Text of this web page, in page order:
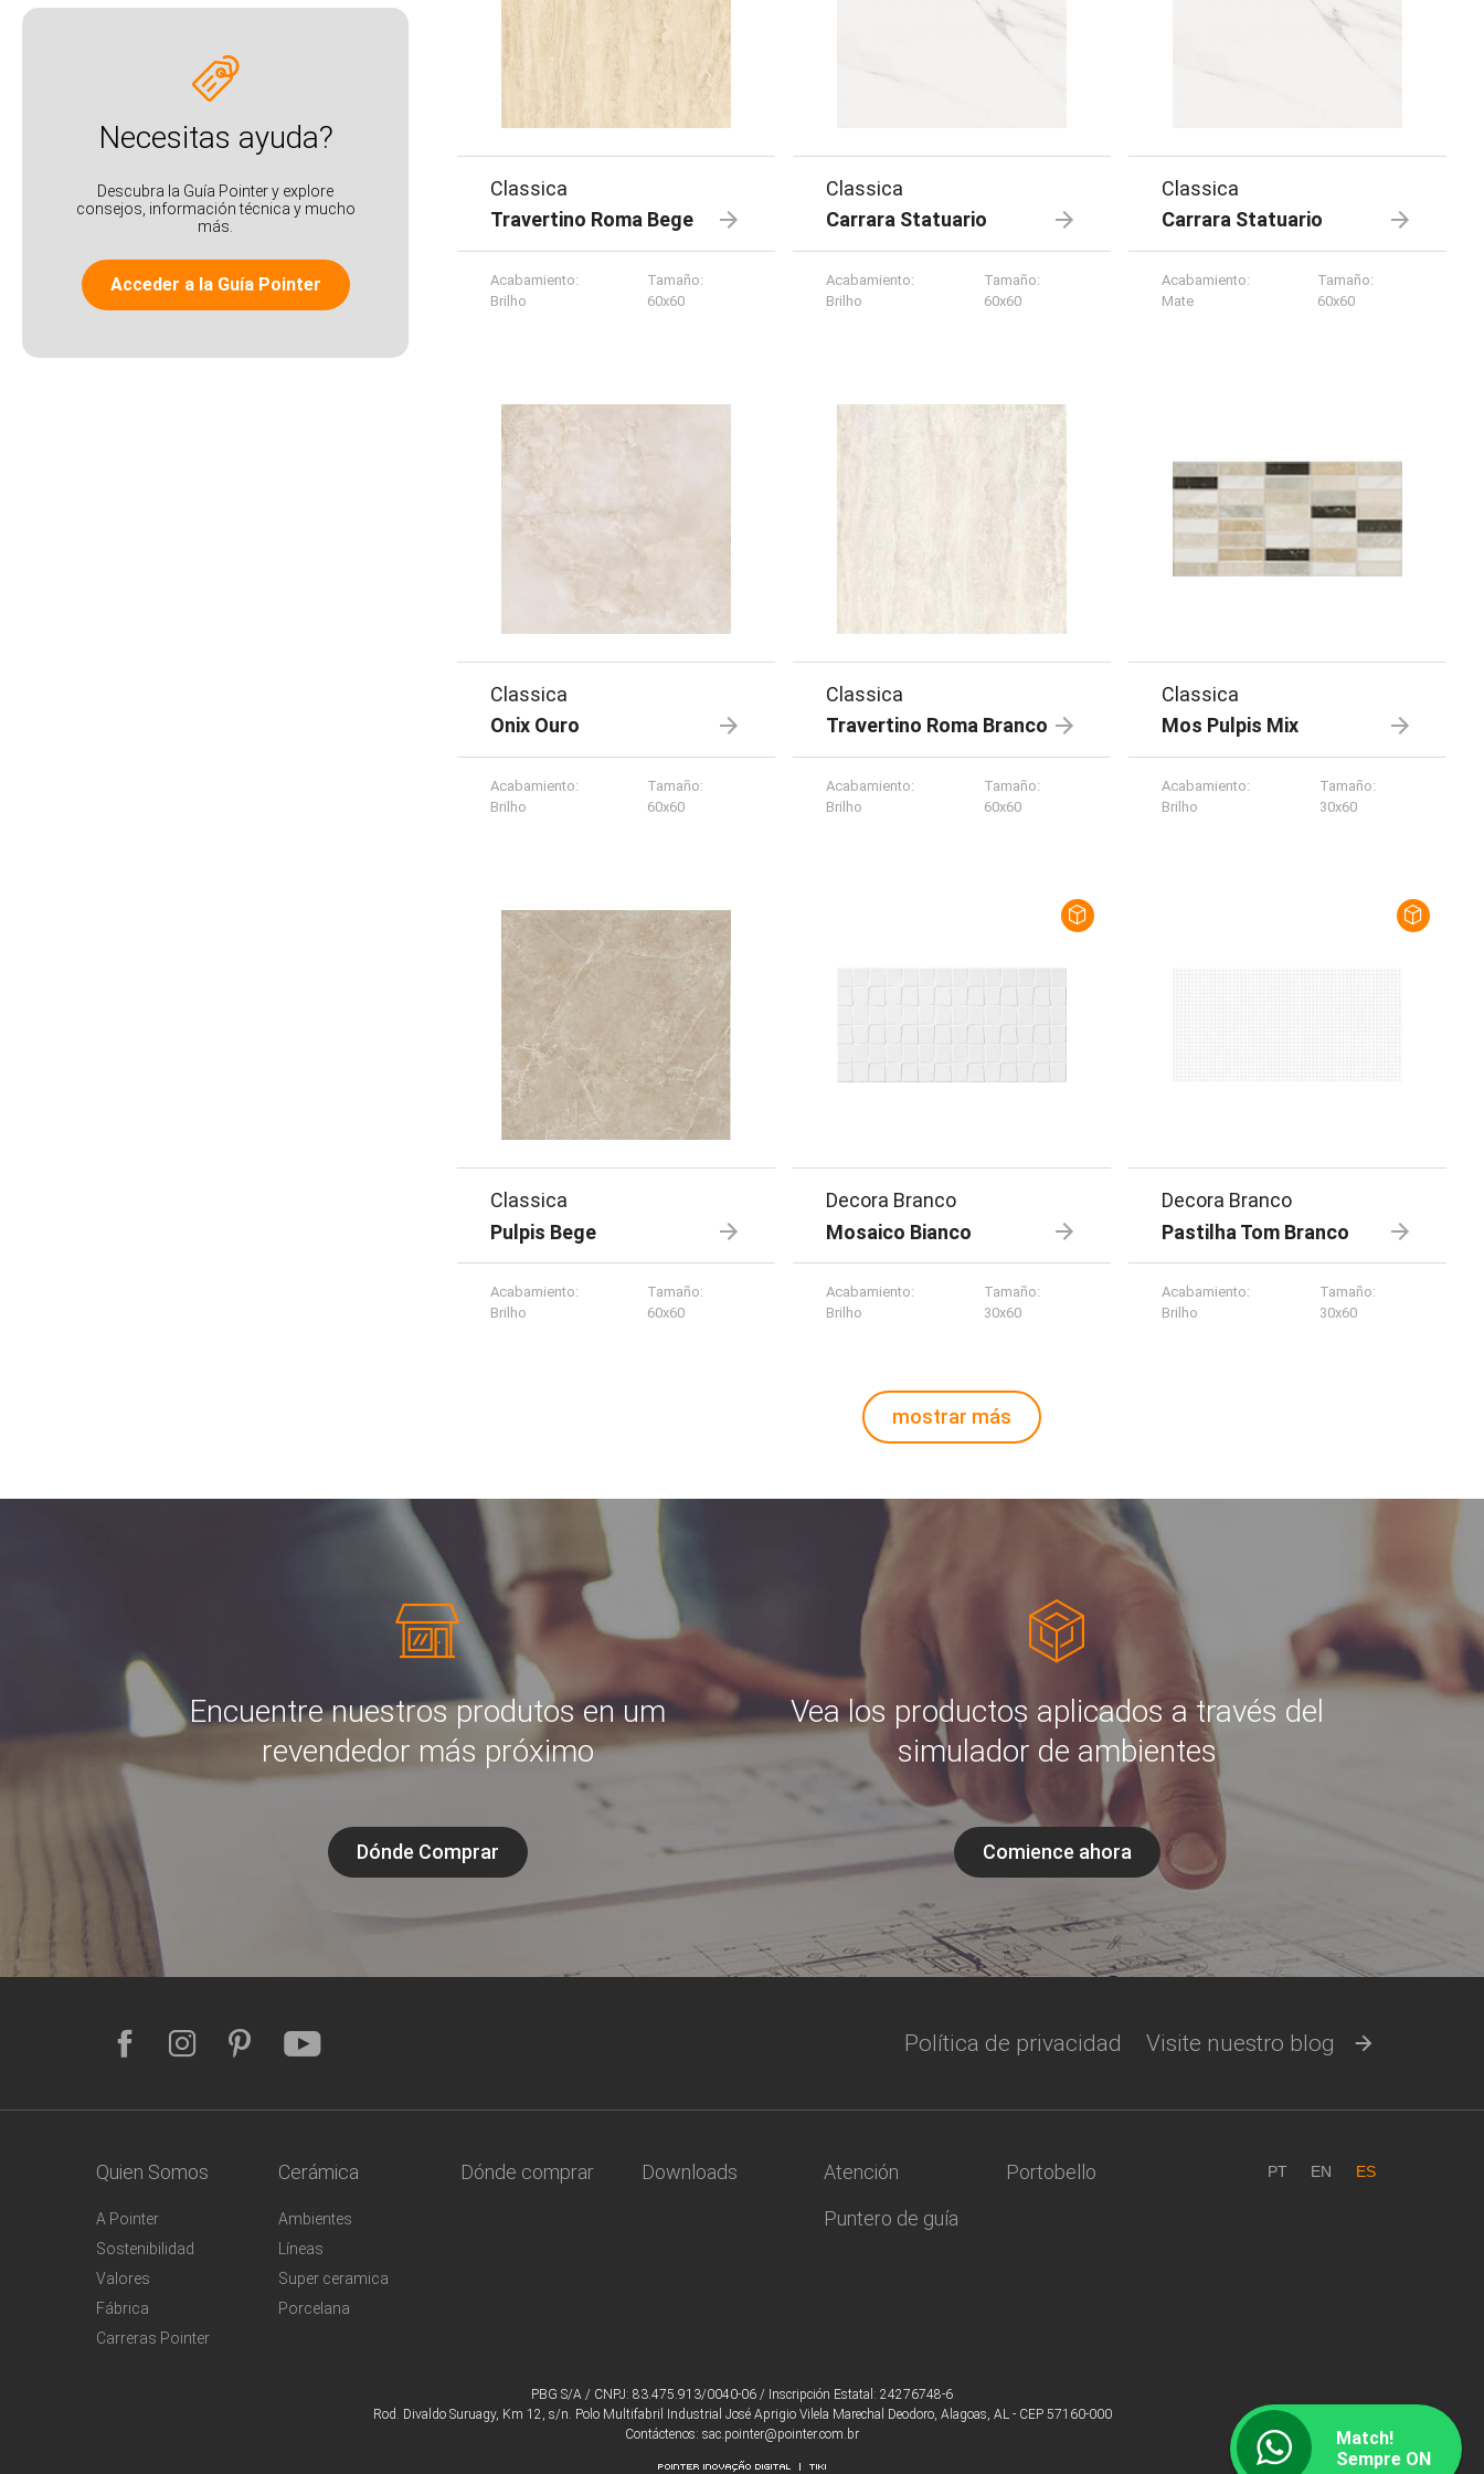
20x120
14,5x14,5
Cozinha
Área externa Quarto
Necesitas ayuda?
Descubra la Guía Pointer y explore
consejos, información técnica y mucho
más.
Acceder a la Guía Pointer
Classica
Travertino Roma Bege
Acabamiento:
Brilho
Tamaño:
60x60
Classica
Carrara Statuario
Acabamiento:
Brilho
Tamaño:
60x60
Classica
Carrara Statuario
Acabamiento:
Mate
Tamaño:
60x60
Classica
Onix Ouro
Acabamiento:
Brilho
Tamaño:
60x60
Classica
Travertino Roma Branco
Acabamiento:
Brilho
Tamaño:
60x60
Classica
Mos Pulpis Mix
Acabamiento:
Brilho
Tamaño:
30x60
Classica
Pulpis Bege
Acabamiento:
Brilho
Tamaño:
60x60
Decora Branco
Mosaico Bianco
Acabamiento:
Brilho
Tamaño:
30x60
Decora Branco
Pastilha Tom Branco
Acabamiento:
Brilho
Tamaño:
30x60
mostrar más
Encuentre nuestros produtos en um
revendedor más próximo
Dónde Comprar
Vea los productos aplicados a través del
simulador de ambientes
Comience ahora
Política de privacidad Visite nuestro blog
Quien Somos
A Pointer
Sostenibilidad
Valores
Fábrica
Carreras Pointer
Cerámica
Ambientes
Líneas
Super ceramica
Porcelana
Dónde comprar Downloads
Atención
Puntero de guía
Portobello PT EN ES
PBG S/A / CNPJ: 83.475.913/0040-06 / Inscripción Estatal: 24276748-6
Rod. Divaldo Suruagy, Km 12, s/n. Polo Multifabril Industrial José Aprigio Vilela Marechal Deodoro, Alagoas, AL - CEP 57160-000
Contáctenos: sac.pointer@pointer.com.br
Match!
Sempre ON